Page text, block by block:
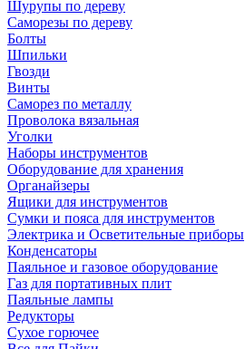
Шурупы по дереву
Саморезы по дереву
Болты
Шпильки
Гвозди
Винты
Саморез по металлу
Проволока вязальная
Уголки
Наборы инструментов
Оборудование для хранения
Органайзеры
Ящики для инструментов
Сумки и пояса для инструментов
Электрика и Осветительные приборы
Конденсаторы
Паяльное и газовое оборудование
Газ для портативных плит
Паяльные лампы
Редукторы
Сухое горючее